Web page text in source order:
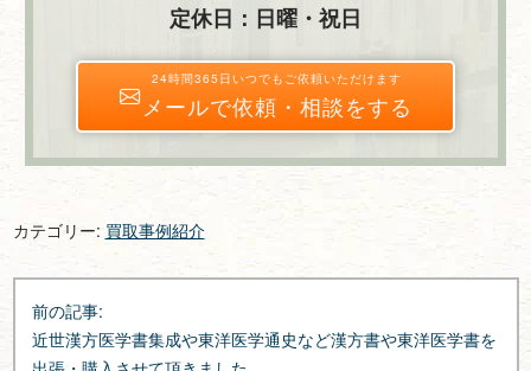
定休日：日曜・祝日
24時間365日いつでもご依頼いただけます
メールで依頼・相談をする
カテゴリー: 買取事例紹介
投
稿
ナ
前の記事:
近世漢方医学書集成や東洋医学通史など漢方書や東洋医学書を